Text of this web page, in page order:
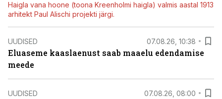
Haigla vana hoone (toona Kreenholmi haigla) valmis aastal 1913
arhitekt Paul Alischi projekti järgi.
UUDISED 07.08.26, 10:38
Eluaseme kaaslaenust saab maaelu edendamise
meede
UUDISED 07.08.26, 08:00